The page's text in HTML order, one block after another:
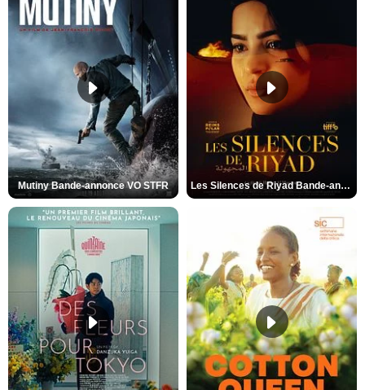
Mutiny Bande-annonce VO STFR Les Silences de Riyad Bande-annonce VO STFR